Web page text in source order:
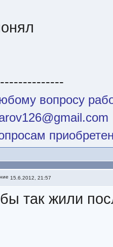
вопросу
15.6.2012, 21:57
так жили